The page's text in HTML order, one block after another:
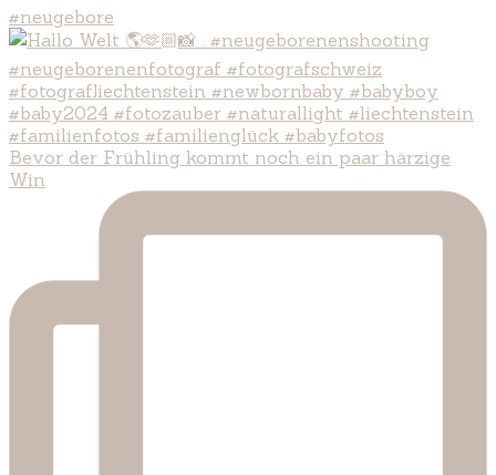
#neugebore
Bevor der Frühling kommt noch ein paar härzige
Win